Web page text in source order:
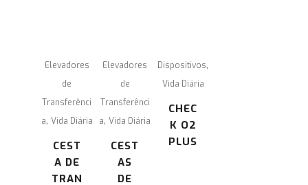
Elevadores
de
Transferênci
a, Vida Diária
CEST
A DE
TRAN
Elevadores
de
Transferênci
a,Vida Diária
CEST
AS
DE
Dispositivos,
Vida Diária
CHEC
K O2
PLUS